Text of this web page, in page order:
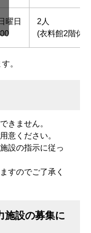
曜日
2人
(衣料館2階休
。
きません。
意ください。
設の指示に従っ
すのでご了承く
施設の募集に